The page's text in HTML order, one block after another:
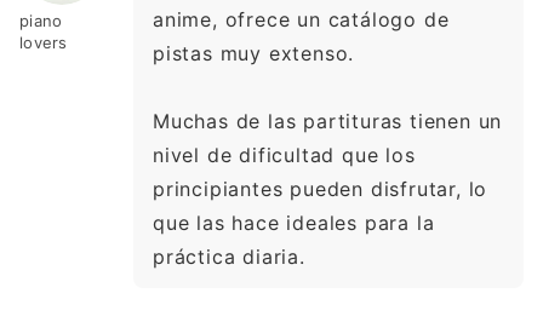
piano
lovers
anime, ofrece un catálogo de
pistas muy extenso.
Muchas de las partituras tienen un
nivel de dificultad que los
principiantes pueden disfrutar, lo
que las hace ideales para la
práctica diaria.